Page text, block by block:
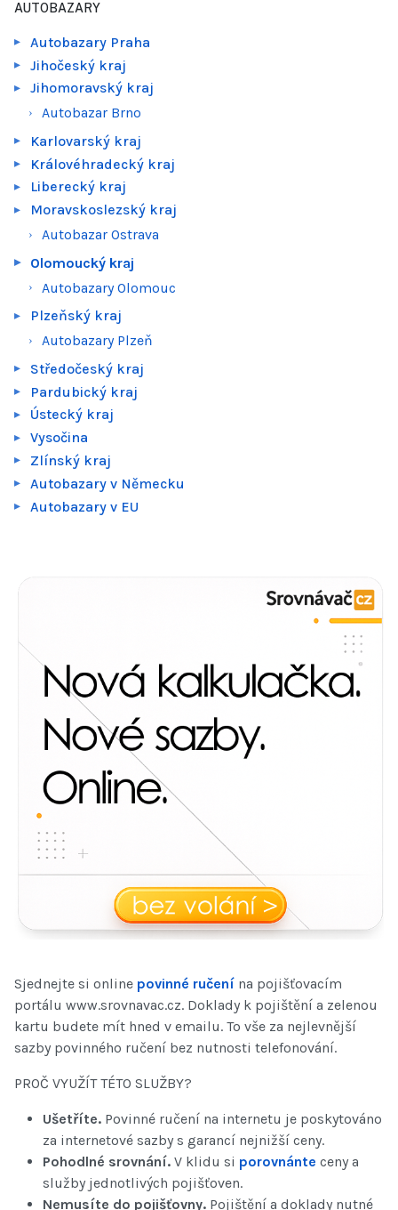
AUTOBAZARY
Autobazary Praha
Jihočeský kraj
Jihomoravský kraj
Autobazar Brno
Karlovarský kraj
Královéhradecký kraj
Liberecký kraj
Moravskoslezský kraj
Autobazar Ostrava
Olomoucký kraj
Autobazary Olomouc
Plzeňský kraj
Autobazary Plzeň
Středočeský kraj
Pardubický kraj
Ústecký kraj
Vysočina
Zlínský kraj
Autobazary v Německu
Autobazary v EU
Sjednejte si online povinné ručení na pojišťovacím
portálu www.srovnavac.cz. Doklady k pojištění a zelenou
kartu budete mít hned v emailu. To vše za nejlevnější
sazby povinného ručení bez nutnosti telefonování.
PROČ VYUŽÍT TÉTO SLUŽBY?
Ušetříte. Povinné ručení na internetu je poskytováno
za internetové sazby s garancí nejnižší ceny.
Pohodlné srovnání. V klidu si porovnánte ceny a
služby jednotlivých pojišťoven.
Nemusíte do pojišťovny. Pojištění a doklady nutné